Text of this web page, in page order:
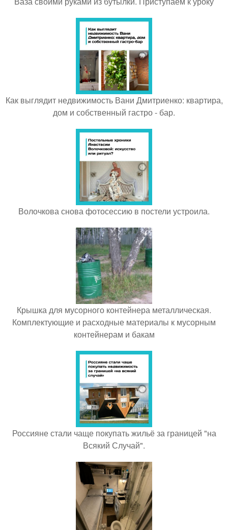
Как выглядит недвижимость Вани Дмитриенко: квартира,
дом и собственный гастро - бар.
Волочкова снова фотосессию в постели устроила.
Крышка для мусорного контейнера металлическая.
Комплектующие и расходные материалы к мусорным
контейнерам и бакам
Россияне стали чаще покупать жильё за границей "на
Всякий Случай".